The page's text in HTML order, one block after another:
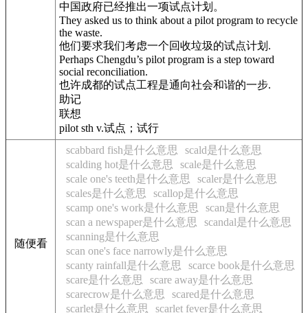
中国政府已经推出一项试点计划。
They asked us to think about a pilot program to recycle
the waste.
他们要求我们考虑一个回收垃圾的试点计划.
Perhaps Chengdu’s pilot program is a step toward
social reconciliation.
也许成都的试点工程是通向社会和谐的一步.
助记
联想
pilot sth v.试点；试行
随便看
scabbard fish是什么意思
scald是什么意思
scalding hot是什么意思
scale是什么意思
scale one's teeth是什么意思
scaler是什么意思
scales是什么意思
scallop是什么意思
scamp one's work是什么意思
scan是什么意思
scan a newspaper是什么意思
scandal是什么意思
scanning是什么意思
scan one's face narrowly是什么意思
scanty rainfall是什么意思
scarce book是什么意思
scare是什么意思
scare away是什么意思
scarecrow是什么意思
scared是什么意思
scarlet是什么意思
scarlet fever是什么意思